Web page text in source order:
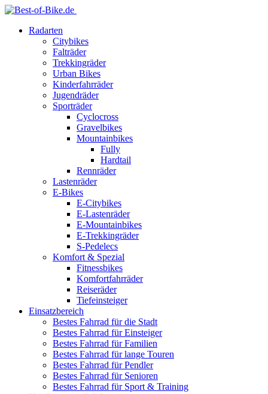
Radarten
Citybikes
Falträder
Trekkingräder
Urban Bikes
Kinderfahrräder
Jugendräder
Sporträder
Cyclocross
Gravelbikes
Mountainbikes
Fully
Hardtail
Rennräder
Lastenräder
E-Bikes
E-Citybikes
E-Lastenräder
E-Mountainbikes
E-Trekkingräder
S-Pedelecs
Komfort & Spezial
Fitnessbikes
Komfortfahrräder
Reiseräder
Tiefeinsteiger
Einsatzbereich
Bestes Fahrrad für die Stadt
Bestes Fahrrad für Einsteiger
Bestes Fahrrad für Familien
Bestes Fahrrad für lange Touren
Bestes Fahrrad für Pendler
Bestes Fahrrad für Senioren
Bestes Fahrrad für Sport & Training